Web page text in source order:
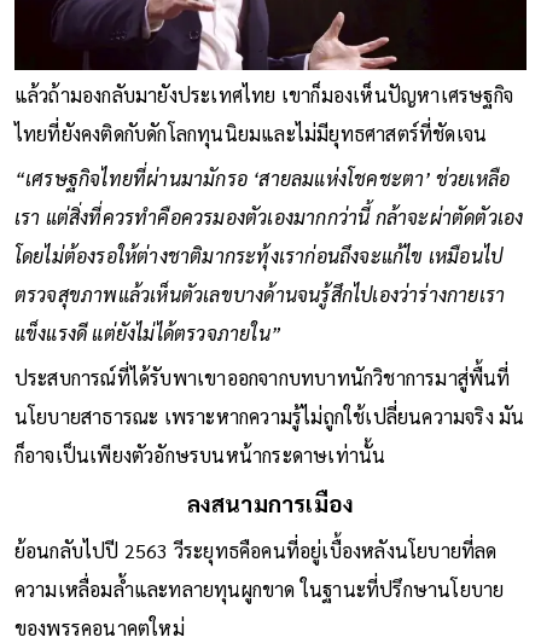
แล้วถ้ามองกลับมายังประเทศไทย เขาก็มองเห็นปัญหาเศรษฐกิจ
ไทยที่ยังคงติดกับดักโลกทุนนิยมและไม่มียุทธศาสตร์ที่ชัดเจน
“เศรษฐกิจไทยที่ผ่านมามักรอ ‘สายลมแห่งโชคชะตา’ ช่วยเหลือ
เรา แต่สิ่งที่ควรทำคือควรมองตัวเองมากกว่านี้ กล้าจะผ่าตัดตัวเอง
โดยไม่ต้องรอให้ต่างชาติมากระทุ้งเราก่อนถึงจะแก้ไข เหมือนไป
ตรวจสุขภาพแล้วเห็นตัวเลขบางด้านจนรู้สึกไปเองว่าร่างกายเรา
แข็งแรงดี แต่ยังไม่ได้ตรวจภายใน”
ประสบการณ์ที่ได้รับพาเขาออกจากบทบาทนักวิชาการมาสู่พื้นที่
นโยบายสาธารณะ เพราะหากความรู้ไม่ถูกใช้เปลี่ยนความจริง มัน
ก็อาจเป็นเพียงตัวอักษรบนหน้ากระดาษเท่านั้น
ลงสนามการเมือง
ย้อนกลับไปปี 2563 วีระยุทธคือคนที่อยู่เบื้องหลังนโยบายที่ลด
ความเหลื่อมล้ำและทลายทุนผูกขาด ในฐานะที่ปรึกษานโยบาย
ของพรรคอนาคตใหม่